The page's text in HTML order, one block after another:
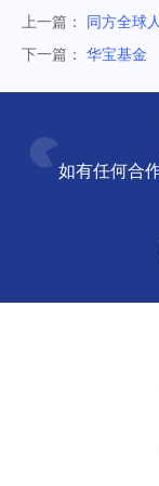
上一篇： 同方全球
下一篇： 华宝基金
如有任何合